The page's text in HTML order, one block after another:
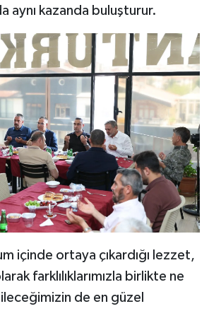
aynı kazanda buluşturur.
içinde ortaya çıkardığı lezzet,
farklılıklarımızla birlikte ne
de en güzel